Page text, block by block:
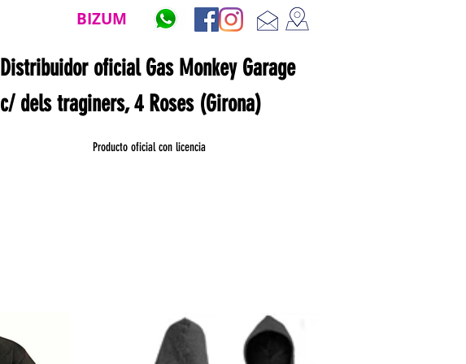
BIZUM
Producto oficial con licencia
c/ dels traginers, 4 Roses (Girona)
Distribuidor oficial Gas Monkey Garage